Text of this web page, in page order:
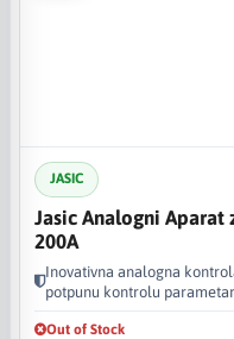
JASIC
Jasic Analogni Aparat
200A
Inovativna analogna
potpunu kontrolu
Out of Stock